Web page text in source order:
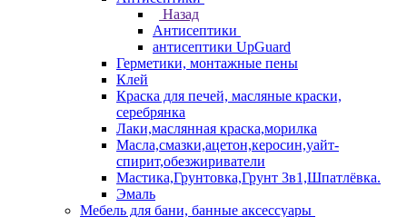
Назад
Антисептики
антисептики UpGuard
Герметики, монтажные пены
Клей
Краска для печей, масляные краски,
серебрянка
Лаки,маслянная краска,морилка
Масла,смазки,ацетон,керосин,уайт-
спирит,обезжириватели
Мастика,Грунтовка,Грунт 3в1,Шпатлёвка.
Эмаль
Мебель для бани, банные аксессуары